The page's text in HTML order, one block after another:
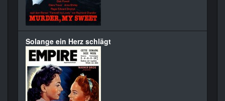
Solange ein Herz schlägt